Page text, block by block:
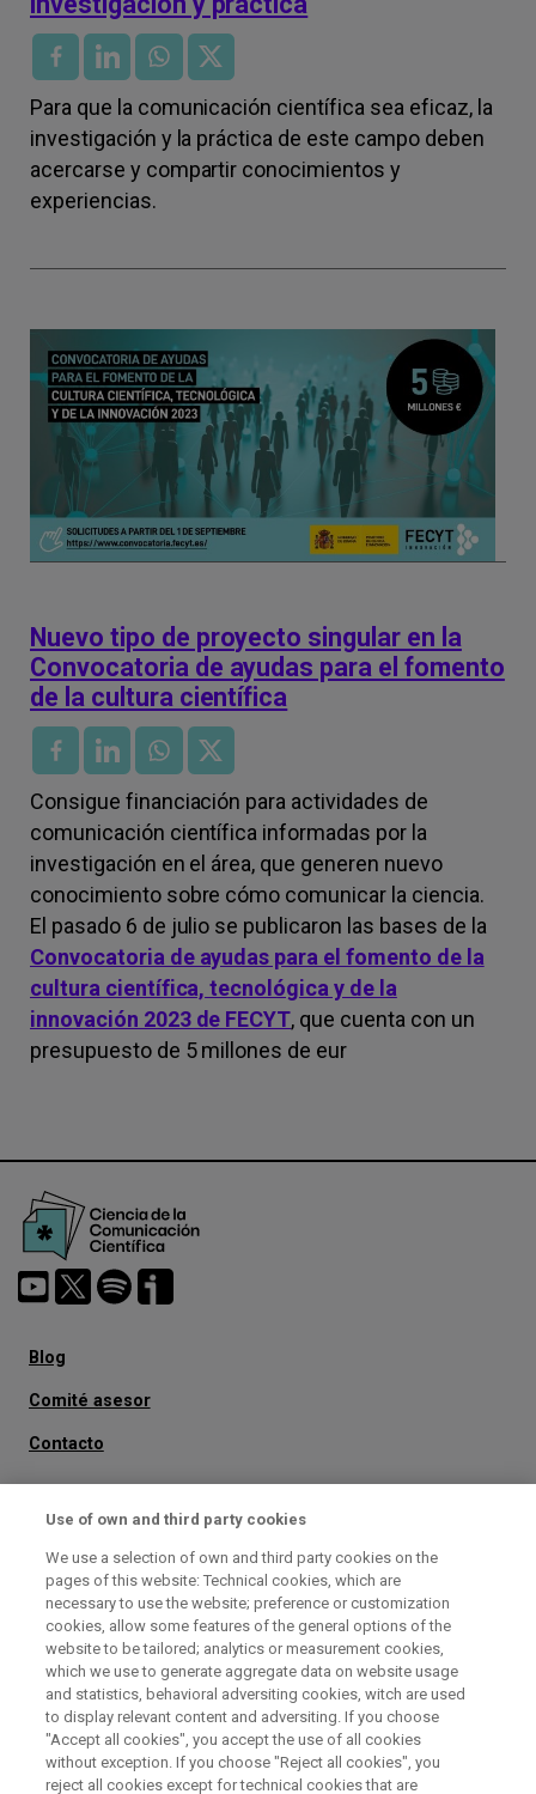
Para que la comunicación científica sea eficaz, la
investigación y la práctica de este campo deben
acercarse y compartir conocimientos y
experiencias.
Nuevo tipo de proyecto singular en la
Convocatoria de ayudas para el fomento
de la cultura científica
Consigue financiación para actividades de
comunicación científica informadas por la
investigación en el área, que generen nuevo
conocimiento sobre cómo comunicar la ciencia.
El pasado 6 de julio se publicaron las bases de la
Convocatoria de ayudas para el fomento de la
cultura científica, tecnológica y de la
innovación 2023 de FECYT, que cuenta con un
presupuesto de 5 millones de eur
Menú
Blog
Comité asesor
Contacto
No te pierdas nada
Suscríbete a nuestro boletín
Use of own and third party cookies
We use a selection of own and third party cookies on the
pages of this website: Technical cookies, which are
necessary to use the website; preference or customization
cookies, allow some features of the general options of the
website to be tailored; analytics or measurement cookies,
which we use to generate aggregate data on website usage
and statistics, behavioral adversiting cookies, witch are used
to display relevant content and adversiting. If you choose
"Accept all cookies", you accept the use of all cookies
without exception. If you choose "Reject all cookies", you
reject all cookies except for technical cookies that are